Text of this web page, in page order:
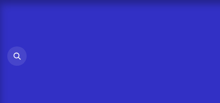
Se rendre au contenu